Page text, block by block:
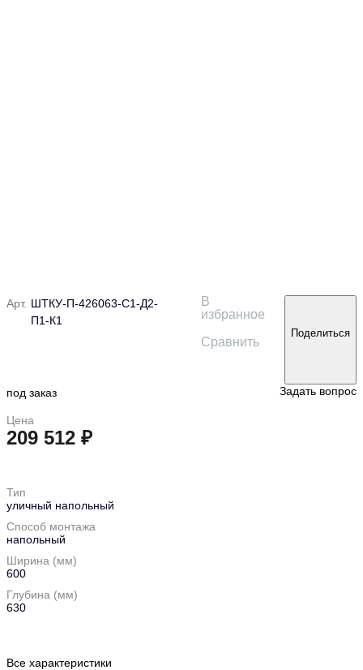
Арт. ШТКУ-П-426063-С1-Д2-
П1-К1
В
избранное
Сравнить
Поделиться
под заказ Задать вопрос
Цена
209 512 ₽
Тип
уличный напольный
Способ монтажа
напольный
Ширина (мм)
600
Глубина (мм)
630
Все характеристики